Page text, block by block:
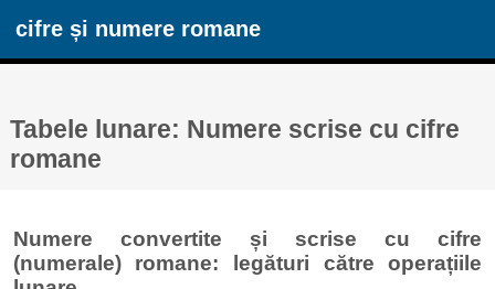
cifre și numere romane
Tabele lunare: Numere scrise cu cifre
romane
Numere convertite și scrise cu cifre
(numerale) romane: legături către operațiile